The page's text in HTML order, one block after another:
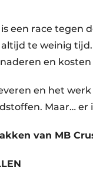
een race tegen
te weinig
en
en het
Maar… er
van MB